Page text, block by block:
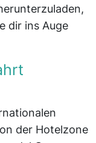
dir ins Auge
der Hotelzone